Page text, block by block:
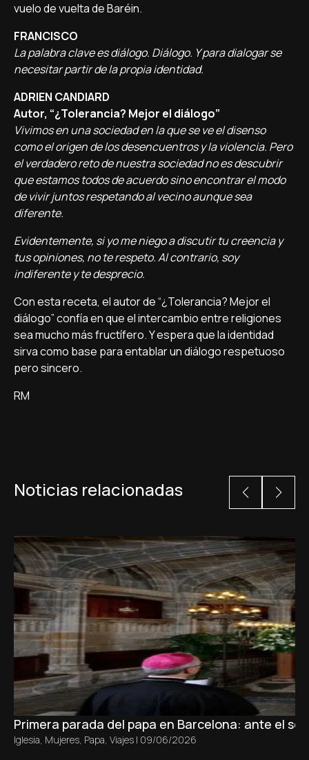
vuelo de vuelta de Baréin.
FRANCISCO
La palabra clave es diálogo. Diálogo. Y para dialogar se
necesitar partir de la propia identidad.
ADRIEN CANDIARD
Autor, “¿Tolerancia? Mejor el diálogo”
Vivimos en una sociedad en la que se ve el disenso
como el origen de los desencuentros y la violencia. Pero
el verdadero reto de nuestra sociedad no es descubrir
que estamos todos de acuerdo sino encontrar el modo
de vivir juntos respetando al vecino aunque sea
diferente.
Evidentemente, si yo me niego a discutir tu creencia y
tus opiniones, no te respeto. Al contrario, soy
indiferente y te desprecio.
Con esta receta, el autor de “¿Tolerancia? Mejor el
diálogo” confía en que el intercambio entre religiones
sea mucho más fructífero. Y espera que la identidad
sirva como base para entablar un diálogo respetuoso
pero sincero.
RM
Noticias relacionadas
Primera parada del papa en Barcelona: ante el
Iglesia, Mujeres, Papa, Viajes | 09/06/2026